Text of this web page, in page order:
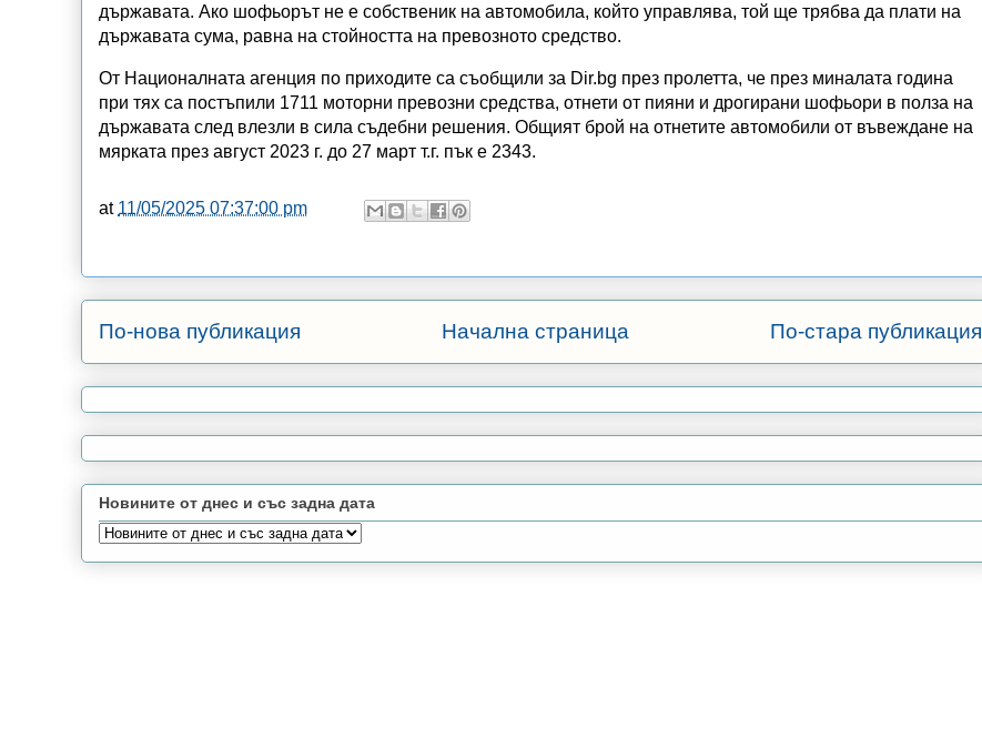
държавата. Ако шофьорът не е собственик на автомобила, който управлява, той ще трябва да плати на
държавата сума, равна на стойността на превозното средство.
От Националната агенция по приходите са съобщили за Dir.bg през пролетта, че през миналата година
при тях са постъпили 1711 моторни превозни средства, отнети от пияни и дрогирани шофьори в полза на
държавата след влезли в сила съдебни решения. Общият брой на отнетите автомобили от въвеждане на
мярката през август 2023 г. до 27 март т.г. пък е 2343.
at 11/05/2025 07:37:00 pm
По-нова публикация По-стара публикация
Начална страница
Новините от днес и със задна дата